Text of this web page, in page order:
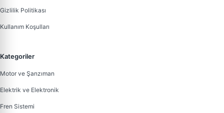
Gizlilik Politikası
Kullanım Koşulları
Kategoriler
Motor ve Şanzıman
Elektrik ve Elektronik
Fren Sistemi